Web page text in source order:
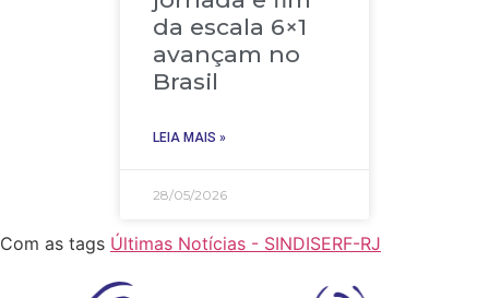
da escala 6×1
avançam no
Brasil
LEIA MAIS »
28/05/2026
Com as tags Últimas Notícias - SINDISERF-RJ